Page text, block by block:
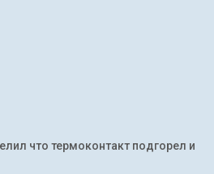
что термоконтакт подгорел и